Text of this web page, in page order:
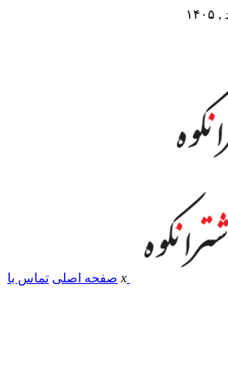
x صفحه اصلی تماس با